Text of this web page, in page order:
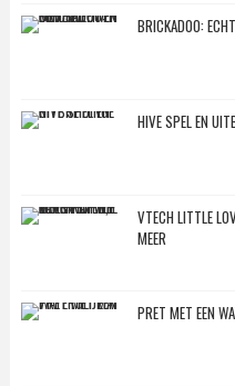
BRICKADOO:
HIVE SPEL EN
VTECH LITTLE
MEER
PRET MET EEN